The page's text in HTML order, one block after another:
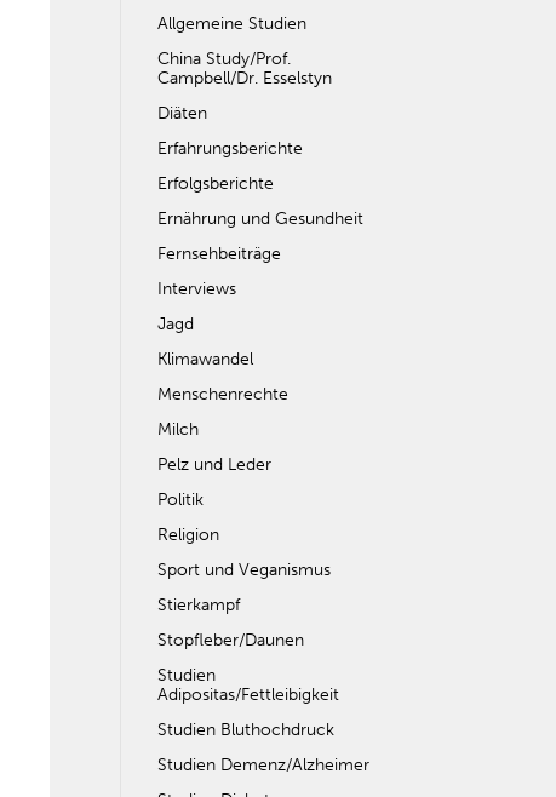
Allgemeine Studien
China Study/Prof.
Campbell/Dr. Esselstyn
Diäten
Erfahrungsberichte
Erfolgsberichte
Ernährung und Gesundheit
Fernsehbeiträge
Interviews
Jagd
Klimawandel
Menschenrechte
Milch
Pelz und Leder
Politik
Religion
Sport und Veganismus
Stierkampf
Stopfleber/Daunen
Studien
Adipositas/Fettleibigkeit
Studien Bluthochdruck
Studien Demenz/Alzheimer